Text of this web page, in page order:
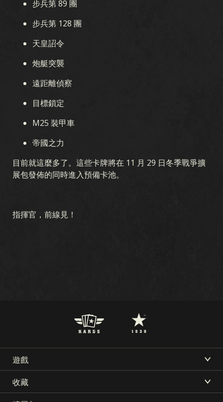
步兵第 89 團
步兵第 128 團
天皇詔令
炮艇突襲
遠距離偵察
目標鎖定
M25 裝甲車
帝國之力
目前就這麼多了。這些卡牌將在 11 月 29 日冬季戰爭擴
展包發佈的同時進入預備卡池。
指揮官，前線見！
下載 支持 新聞
社區
遊戲
KARDS 是什麼
如何游戏
收藏